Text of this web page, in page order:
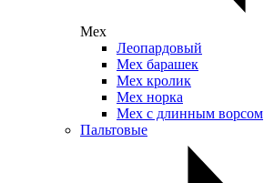
Мех
Леопардовый
Мех барашек
Мех кролик
Мех норка
Мех с длинным ворсом
Пальтовые